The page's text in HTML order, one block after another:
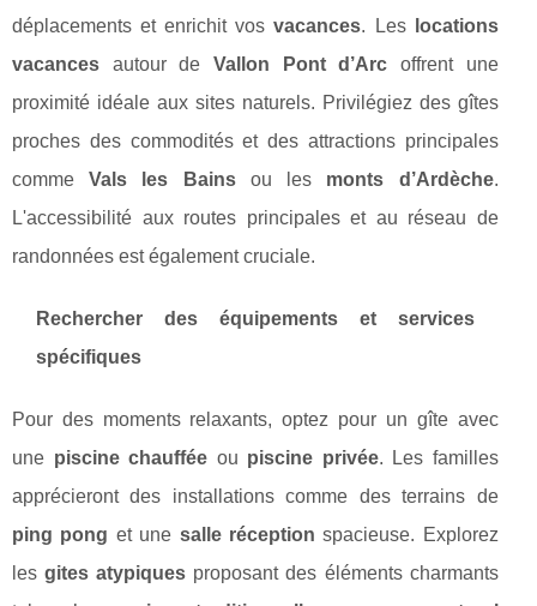
déplacements et enrichit vosvacances. Les
locations
vacances autour de Vallon Pont d’Arc offrent une
proximité idéale aux sites naturels. Privilégiez des gîtes
proches des commodités et des attractions principales
commeVals les Bainsou les monts d’Ardèche.
L'accessibilité aux routes principales et au réseau de
randonnées est également cruciale.
Rechercher des équipements et services
spécifiques
Pour des moments relaxants, optez pour un gîte avec
une piscine chauffée ou piscine privée. Les familles
apprécieront des installations comme des terrains de
ping pong et une salle réception spacieuse. Explorez
lesgites atypiques proposant des éléments charmants